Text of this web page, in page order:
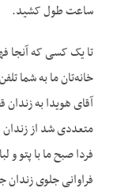
ساعت طول کشید.
تا یک کسی که آنجا
خانه‌تان ما به شما
آقای هویدا به
متعددی شد از زندان
فردا صبح ما با پتو
فراوانی جلوی